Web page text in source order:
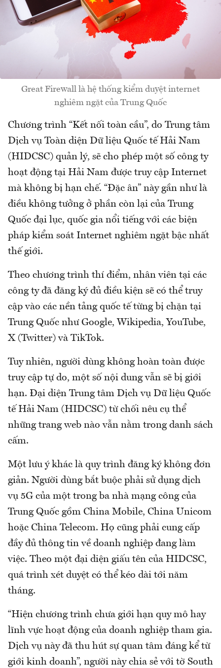
Great Firewall là hệ thống kiểm duyệt internet
nghiêm ngặt của Trung Quốc
Chương trình “Kết nối toàn cầu”, do Trung tâm
Dịch vụ Toàn diện Dữ liệu Quốc tế Hải Nam
(HIDCSC) quản lý, sẽ cho phép một số công ty
hoạt động tại Hải Nam được truy cập Internet
mà không bị hạn chế. “Đặc ân” này gần như là
điều không tưởng ở phần còn lại của Trung
Quốc đại lục, quốc gia nổi tiếng với các biện
pháp kiểm soát Internet nghiêm ngặt bậc nhất
thế giới.
Theo chương trình thí điểm, nhân viên tại các
công ty đã đăng ký đủ điều kiện sẽ có thể truy
cập vào các nền tảng quốc tế từng bị chặn tại
Trung Quốc như Google, Wikipedia, YouTube,
X (Twitter) và TikTok.
Tuy nhiên, người dùng không hoàn toàn được
truy cập tự do, một số nội dung vẫn sẽ bị giới
hạn. Đại diện Trung tâm Dịch vụ Dữ liệu Quốc
tế Hải Nam (HIDCSC) từ chối nêu cụ thể
những trang web nào vẫn nằm trong danh sách
cấm.
Một lưu ý khác là quy trình đăng ký không đơn
giản. Người dùng bắt buộc phải sử dụng dịch
vụ 5G của một trong ba nhà mạng công của
Trung Quốc gồm China Mobile, China Unicom
hoặc China Telecom. Họ cũng phải cung cấp
đầy đủ thông tin về doanh nghiệp đang làm
việc. Theo một đại diện giấu tên của HIDCSC,
quá trình xét duyệt có thể kéo dài tới năm
tháng.
“Hiện chương trình chưa giới hạn quy mô hay
lĩnh vực hoạt động của doanh nghiệp tham gia.
Dịch vụ này đã thu hút sự quan tâm đáng kể từ
giới kinh doanh”, người này chia sẻ với tờ South